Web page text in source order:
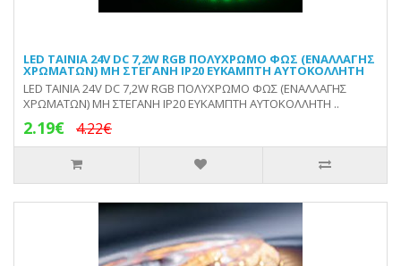
LED ΤΑΙΝΙΑ 24V DC 7,2W RGB ΠΟΛΥΧΡΩΜΟ ΦΩΣ (ΕΝΑΛΛΑΓΗΣ
ΧΡΩΜΑΤΩΝ) ΜΗ ΣΤΕΓΑΝΗ IP20 ΕΥΚΑΜΠΤΗ ΑΥΤΟΚΟΛΛΗΤΗ
LED ΤΑΙΝΙΑ 24V DC 7,2W RGB ΠΟΛΥΧΡΩΜΟ ΦΩΣ (ΕΝΑΛΛΑΓΗΣ
ΧΡΩΜΑΤΩΝ) ΜΗ ΣΤΕΓΑΝΗ IP20 ΕΥΚΑΜΠΤΗ ΑΥΤΟΚΟΛΛΗΤΗ ..
2.19€ 4.22€